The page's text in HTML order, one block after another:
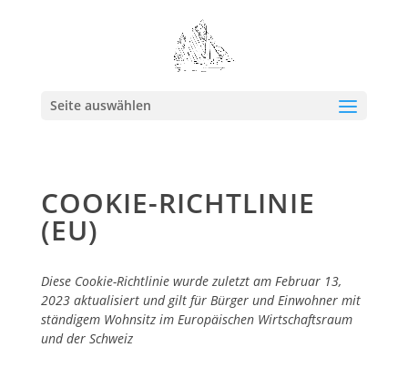
Seite auswählen
COOKIE-RICHTLINIE
(EU)
Diese Cookie-Richtlinie wurde zuletzt am Februar 13,
2023 aktualisiert und gilt für Bürger und Einwohner mit
ständigem Wohnsitz im Europäischen Wirtschaftsraum
und der Schweiz